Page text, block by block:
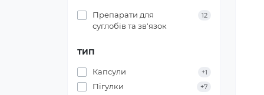
Препарати для
суглобів та зв'язок
12
ТИП
Капсули +1
Пігулки +7